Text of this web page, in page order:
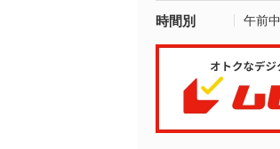
時間別 午前中